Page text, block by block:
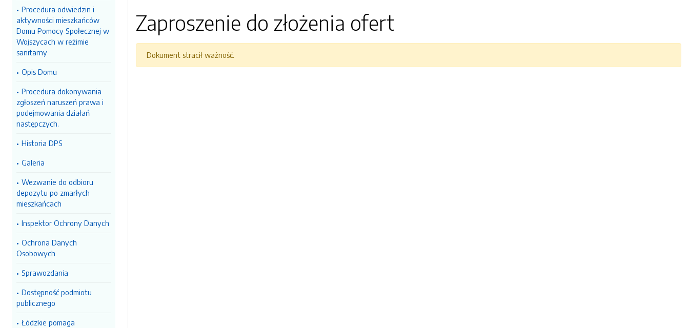
Procedura odwiedzin i
aktywności mieszkańców
Domu Pomocy Społecznej w
Wojszycach w reżimie
sanitarny
Opis Domu
Procedura dokonywania
zgłoszeń naruszeń prawa i
podejmowania działań
następczych.
Historia DPS
Galeria
Wezwanie do odbioru
depozytu po zmarłych
mieszkańcach
Inspektor Ochrony Danych
Ochrona Danych
Osobowych
Sprawozdania
Dostępność podmiotu
publicznego
Łódzkie pomaga
Zaproszenie do złożenia ofert
Dokument stracił ważność.